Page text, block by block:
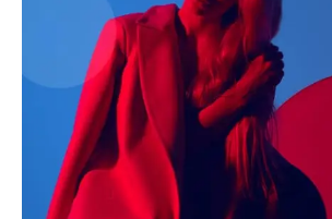
About Us
Privacy Policy
Terms of Use Agreement
Facebook
X WhatsApp
Share